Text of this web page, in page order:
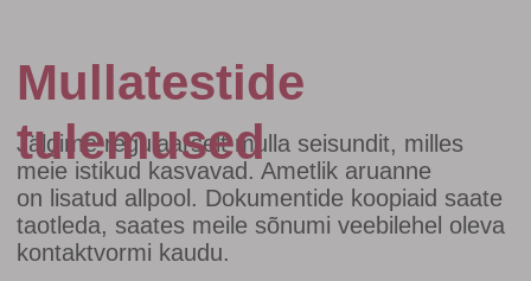
DOKUMENTIDE TAOTLEMINE